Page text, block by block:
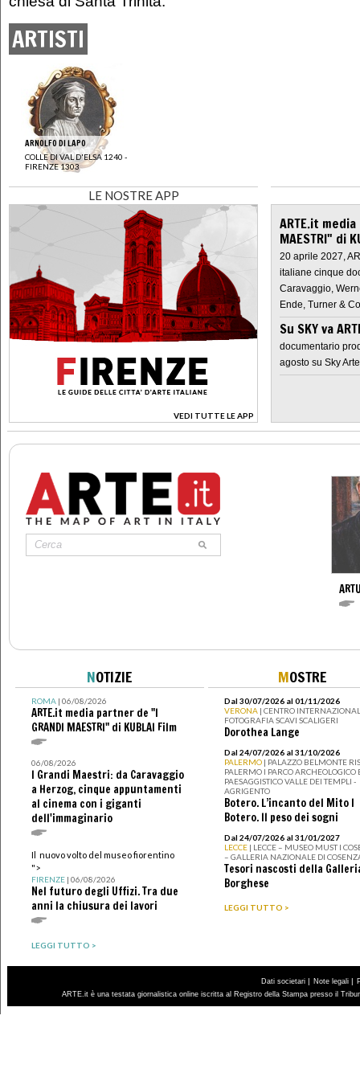
ARTISTI
ARNOLFO DI LAPO
COLLE DI VAL D'ELSA 1240 -
FIRENZE 1303
LE NOSTRE APP
VEDI TUTTE LE APP
>
ARTE.it
MAESTRI" di
20 aprile 2027,
italiane cinque
Caravaggio,
Ende, Turner &
Su SKY va
documentario
agosto su Sky Arte
NOTIZIE
ROMA| 06/08/2026
ARTE.it media partner de "I
GRANDI MAESTRI" di KUBLAI Film
06/08/2026
I Grandi Maestri: da Caravaggio
a Herzog, cinque appuntamenti
al cinema con i giganti
dell'immaginario
Il nuovo volto del museo fiorentino
">
FIRENZE| 06/08/2026
Nel futuro degli Uffizi. Tra due
anni la chiusura dei lavori
LEGGI TUTTO >
MOSTRE
Dal 30/07/2026 al 01/11/2026
VERONA | CENTRO
FOTOGRAFIA SCAVI SCALIGERI
Dorothea Lange
Dal 24/07/2026 al 31/10/2026
PALERMO | PALAZZO BELMONTE
PALERMO I PARCO ARCHEOLOGICO
PAESAGGISTICO VALLE DEI TEMPLI -
AGRIGENTO
Botero. L’incanto del Mito I
Botero. Il peso dei sogni
Dal 24/07/2026 al 31/01/2027
LECCE | LECCE – MUSEO MUST I
– GALLERIA NAZIONALE DI
Tesori nascosti della
Borghese
LEGGI TUTTO >
Dati societari | Note legali |
ARTE.it è una testata giornalistica online iscritta al Registro della Stampa presso il